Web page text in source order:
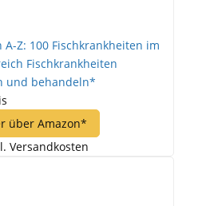
Z: 100 Fischkrankheiten im
Fischkrankheiten
und behandeln*
über Amazon*
Versandkosten